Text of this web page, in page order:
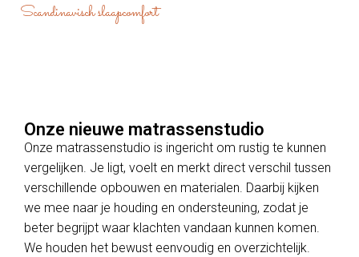
Scandinavisch slaapcomfort
Onze nieuwe matrassenstudio
Onze matrassenstudio is ingericht om rustig te kunnen
vergelijken. Je ligt, voelt en merkt direct verschil tussen
verschillende opbouwen en materialen. Daarbij kijken
we mee naar je houding en ondersteuning, zodat je
beter begrijpt waar klachten vandaan kunnen komen.
We houden het bewust eenvoudig en overzichtelijk.